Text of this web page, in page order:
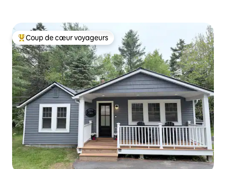
Coups de cœur voyageurs les plus appréciés
Coup de cœur voyageurs